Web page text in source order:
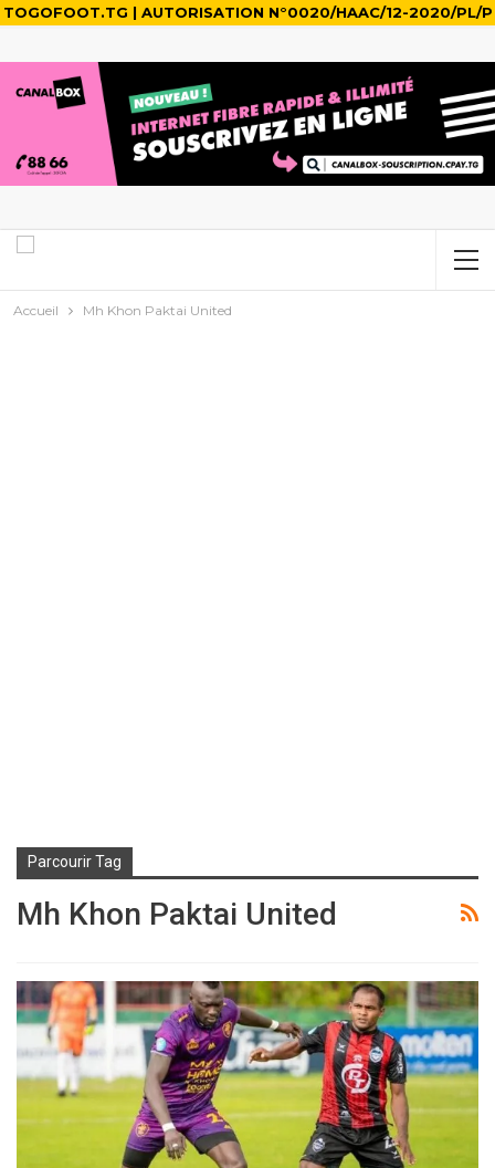
TOGOFOOT.TG | AUTORISATION N°0020/HAAC/12-2020/PL/P
Accueil Mh Khon Paktai United
Parcourir Tag
Mh Khon Paktai United